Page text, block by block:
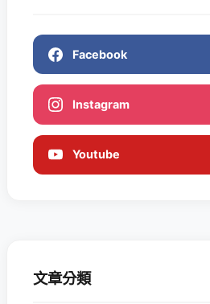
Facebook
Instagram
Youtube
文章分類